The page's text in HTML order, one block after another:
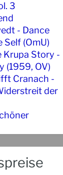
3
- Dance
Self (OmU)
Krupa Story -
(1959, OV)
Cranach -
der